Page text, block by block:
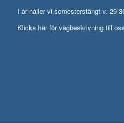
I år håller vi semesterstängt v. 29-
Klicka här för vägbeskrivning till